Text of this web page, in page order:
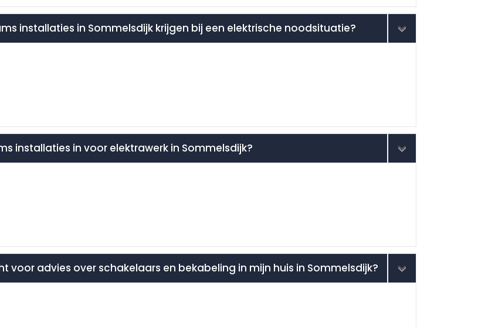
installaties in Sommelsdijk krijgen bij een elektrische noodsituatie?
installaties in voor elektrawerk in Sommelsdijk?
voor advies over schakelaars en bekabeling in mijn huis in Sommelsdijk?